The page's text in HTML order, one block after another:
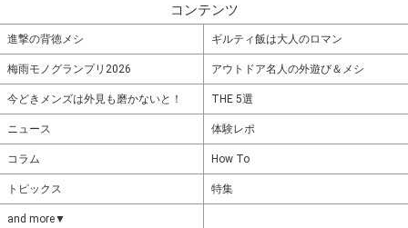
コンテンツ
進撃の背徳メシ ギルティ飯は大人のロマン
梅雨モノグランプリ2026 アウトドア名人の外遊び＆メシ
今どきメンズは外見も磨かないと！ THE 5選
ニュース 体験レポ
コラム How To
トピックス 特集
and more▼